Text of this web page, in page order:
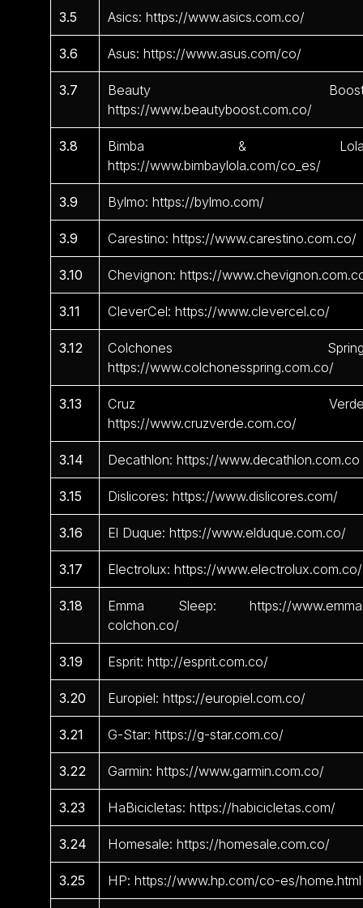
3.5 Asics: https://www.asics.com.co/
3.6 Asus: https://www.asus.com/co/
3.7
Beauty
https://www.beautyboost.com.co/
3.8
Bimba &
https://www.bimbaylola.com/co_es/
3.9 Bylmo: https://bylmo.com/
3.9 Carestino: https://www.carestino.com.co/
3.10 Chevignon: https://
3.11 CleverCel: https://www.clevercel.co/
3.12
Colchones
https://www.colchonesspring.com.co/
3.13
Cruz
https://www.cruzverde.com.co/
3.14 Decathlon: https://www.decathlon.com.co
3.15 Dislicores: https://www.dislicores.com/
3.16 El Duque: https://www.elduque.com.co/
3.17 Electrolux: https://www.electrolux.com.co/
3.18
Emma Sleep: https://
colchon.co/
3.19 Esprit: http://esprit.com.co/
3.20 Europiel: https://europiel.com.co/
3.21 G-Star: https://g-star.com.co/
3.22 Garmin: https://www.garmin.com.co/
3.23 HaBicicletas: https://habicicletas.com/
3.24 Homesale: https://homesale.com.co/
3.25 HP: https://www.hp.com/co-es/home.html